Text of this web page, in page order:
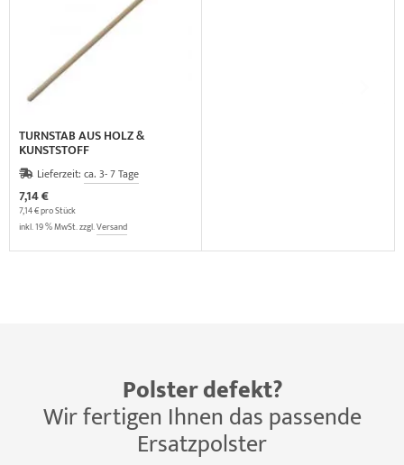
TURNSTAB AUS HOLZ &
KUNSTSTOFF
Lieferzeit: ca. 3- 7 Tage
7,14 €
7,14 € pro Stück
inkl. 19 % MwSt. zzgl.Versand
Polster defekt?
Wir fertigen Ihnen das passende
Ersatzpolster